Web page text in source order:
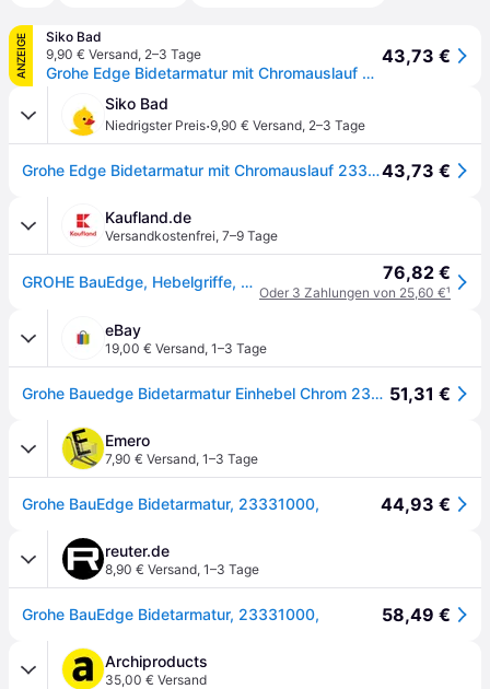
ANZEIGE
Siko Bad
9,90 € Versand, 2–3 Tage
Grohe Edge Bidetarmatur mit Chromauslauf 23331000
43,73 €
Siko Bad
Niedrigster Preis·9,90 € Versand, 2–3 Tage
Grohe Edge Bidetarmatur mit Chromauslauf 2333100043,73 €
Kaufland.de
Versandkostenfrei, 7–9 Tage
GROHE BauEdge, Hebelgriffe, Metall, Chrom 76,82 €
Oder 3 Zahlungen von 25,60 €¹
eBay
19,00 € Versand, 1–3 Tage
Grohe Bauedge Bidetarmatur Einhebel Chrom 23331000 51,31 €
Emero
7,90 € Versand, 1–3 Tage
Grohe BauEdge Bidetarmatur, 23331000, 44,93 €
reuter.de
8,90 € Versand, 1–3 Tage
Grohe BauEdge Bidetarmatur, 23331000, 58,49 €
Archiproducts
35,00 € Versand